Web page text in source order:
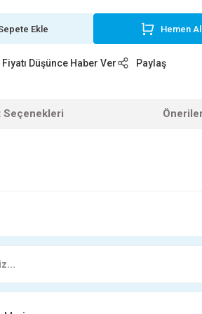
Ekle Hemen Al
Fiyatı Düşünce Haber Ver Paylaş
Seçenekleri
SİYAH
TL
20 YAP.TE SİYAH
6,45 TL